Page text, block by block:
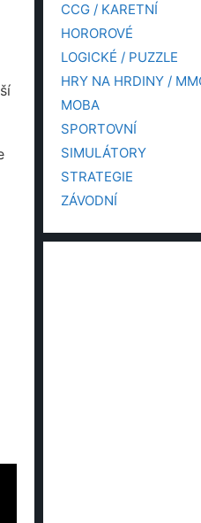
CCG / KARETNÍ
HOROROVÉ
LOGICKÉ / PUZZLE
HRY NA HRDINY /
MOBA
SPORTOVNÍ
SIMULÁTORY
STRATEGIE
ZÁVODNÍ